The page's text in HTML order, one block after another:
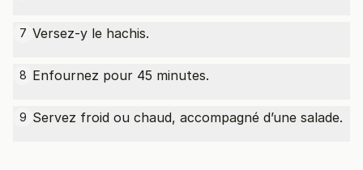
7 Versez-y le hachis.
8 Enfournez pour 45 minutes.
9 Servez froid ou chaud, accompagné d’une salade.